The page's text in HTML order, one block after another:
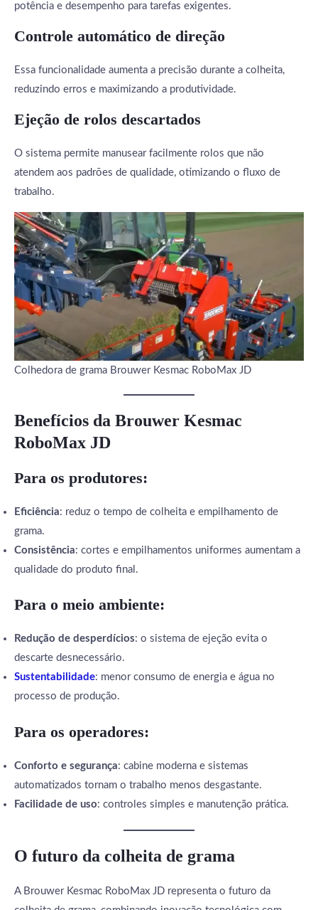
potência e desempenho para tarefas exigentes.
Controle automático de direção
Essa funcionalidade aumenta a precisão durante a colheita,
reduzindo erros e maximizando a produtividade.
Ejeção de rolos descartados
O sistema permite manusear facilmente rolos que não
atendem aos padrões de qualidade, otimizando o fluxo de
trabalho.
Colhedora de grama Brouwer Kesmac RoboMax JD
Benefícios da Brouwer Kesmac
RoboMax JD
Para os produtores:
Eficiência: reduz o tempo de colheita e empilhamento de
grama.
Consistência: cortes e empilhamentos uniformes aumentam a
qualidade do produto final.
Para o meio ambiente:
Redução de desperdícios: o sistema de ejeção evita o
descarte desnecessário.
Sustentabilidade: menor consumo de energia e água no
processo de produção.
Para os operadores:
Conforto e segurança: cabine moderna e sistemas
automatizados tornam o trabalho menos desgastante.
Facilidade de uso: controles simples e manutenção prática.
O futuro da colheita de grama
A Brouwer Kesmac RoboMax JD representa o futuro da